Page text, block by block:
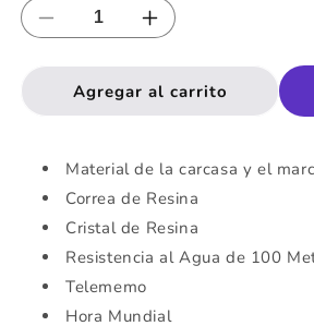
Reducir
para
Reloj
casual
de
resina
AEQ-
110W-
1AV
Aumentar
para
Reloj
casual
de
resina
AEQ-
110W-
1AV
Agregar al carrito
Material de la carcasa y el
Correa de Resina
Cristal de Resina
Resistencia al Agua de 100
Telememo
Hora Mundial